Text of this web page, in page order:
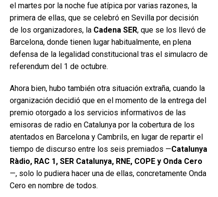
el martes por la noche fue atípica por varias razones, la
primera de ellas, que se celebró en Sevilla por decisión
de los organizadores, la Cadena SER, que se los llevó de
Barcelona, donde tienen lugar habitualmente, en plena
defensa de la legalidad constitucional tras el simulacro de
referendum del 1 de octubre.
Ahora bien, hubo también otra situación extraña, cuando la
organización decidió que en el momento de la entrega del
premio otorgado a los servicios informativos de las
emisoras de radio en Catalunya por la cobertura de los
atentados en Barcelona y Cambrils, en lugar de repartir el
tiempo de discurso entre los seis premiados —Catalunya
Ràdio, RAC 1, SER Catalunya, RNE, COPE y Onda Cero
—, solo lo pudiera hacer una de ellas, concretamente Onda
Cero en nombre de todos.